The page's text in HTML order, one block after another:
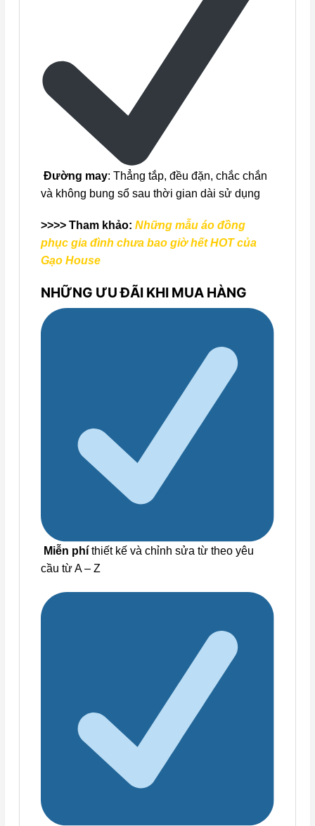
Đường may: Thẳng tắp, đều đặn, chắc chắn
và không bung sổ sau thời gian dài sử dụng
>>>> Tham khảo: Những mẫu áo đồng
phục gia đình chưa bao giờ hết HOT của
Gạo House
NHỮNG ƯU ĐÃI KHI MUA HÀNG
Miễn phí thiết kế và chỉnh sửa từ theo yêu
cầu từ A – Z